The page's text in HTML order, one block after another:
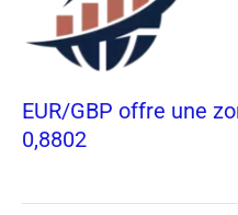
EUR/GBP offre une
0,8802